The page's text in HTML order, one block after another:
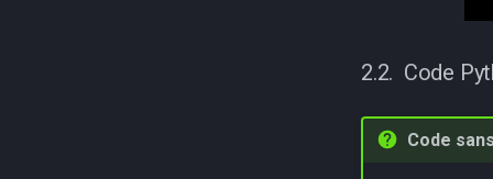
Code
Code